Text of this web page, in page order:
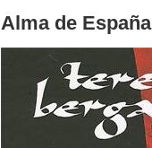
Alma de España